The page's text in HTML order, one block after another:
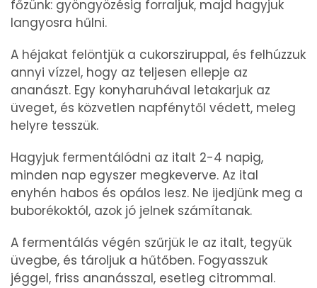
főzünk: gyöngyözésig forraljuk, majd hagyjuk
langyosra hűlni.
A héjakat felöntjük a cukorsziruppal, és felhúzzuk
annyi vízzel, hogy az teljesen ellepje az
ananászt. Egy konyharuhával letakarjuk az
üveget, és közvetlen napfénytől védett, meleg
helyre tesszük.
Hagyjuk fermentálódni az italt 2-4 napig,
minden nap egyszer megkeverve. Az ital
enyhén habos és opálos lesz. Ne ijedjünk meg a
buborékoktól, azok jó jelnek számítanak.
A fermentálás végén szűrjük le az italt, tegyük
üvegbe, és tároljuk a hűtőben. Fogyasszuk
jéggel, friss ananásszal, esetleg citrommal.